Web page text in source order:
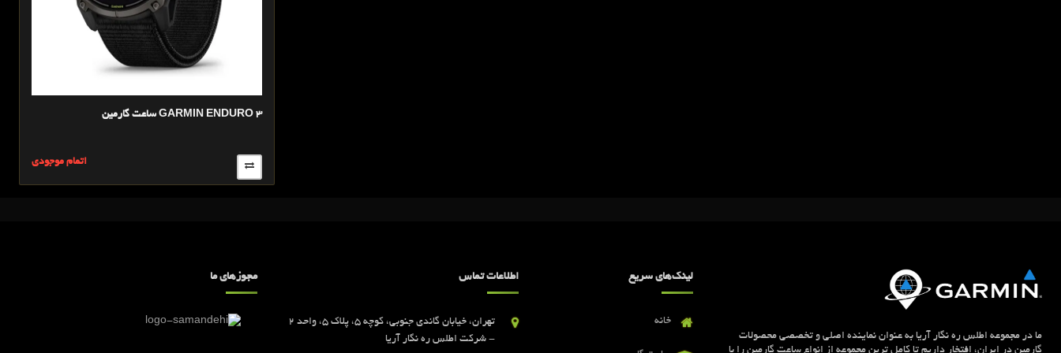
ساعت گارمین GARMIN ENDURO 3
اتمام موجودی
ما در مجموعه اطلس ره نگار آریا به عنوان نماینده اصلی و تخصصی محصولات
لینک‌های سریع
خانه
اطلاعات تماس
تهران، خیابان گاندی جنوبی، کوچه 5، پلاک 5، واحد 2
- شرکت اطلس ره نگار آریا
مجوزهای ما